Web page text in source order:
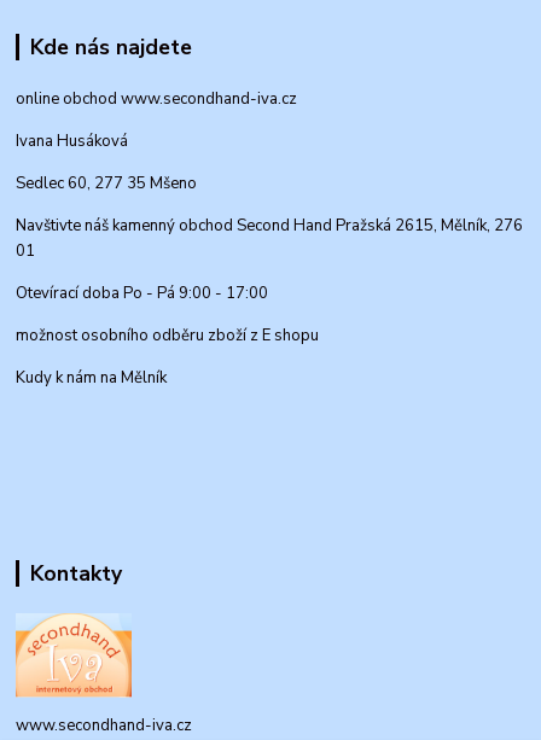
Kde nás najdete
online obchod www.secondhand-iva.cz
Ivana Husáková
Sedlec 60, 277 35 Mšeno
Navštivte náš kamenný obchod Second Hand Pražská 2615, Mělník, 276
01
Otevírací doba Po - Pá 9:00 - 17:00
možnost osobního odběru zboží z E shopu
Kudy k nám na Mělník
Kontakty
www.secondhand-iva.cz